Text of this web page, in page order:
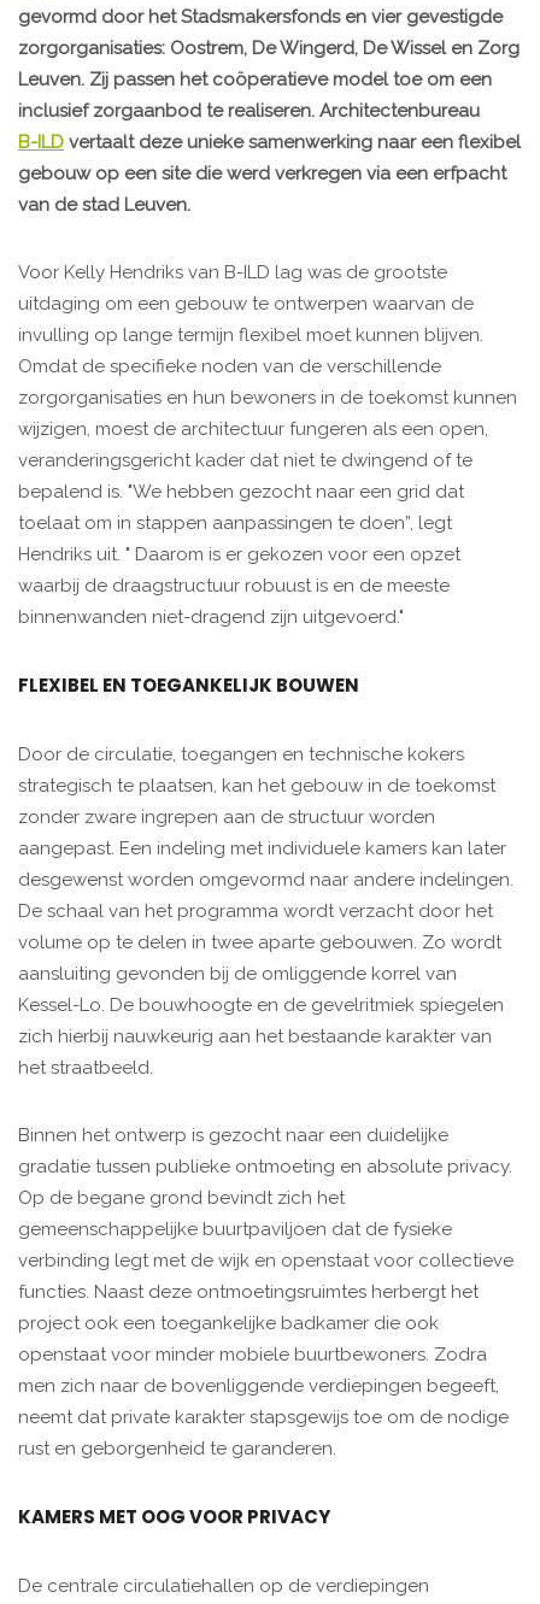
gevormd door het Stadsmakersfonds en vier gevestigde
zorgorganisaties: Oostrem, De Wingerd, De Wissel en Zorg
Leuven. Zij passen het coöperatieve model toe om een
inclusief zorgaanbod te realiseren. Architectenbureau
B-ILD vertaalt deze unieke samenwerking naar een flexibel
gebouw op een site die werd verkregen via een erfpacht
van de stad Leuven.
Voor Kelly Hendriks van B-ILD lag was de grootste
uitdaging om een gebouw te ontwerpen waarvan de
invulling op lange termijn flexibel moet kunnen blijven.
Omdat de specifieke noden van de verschillende
zorgorganisaties en hun bewoners in de toekomst kunnen
wijzigen, moest de architectuur fungeren als een open,
veranderingsgericht kader dat niet te dwingend of te
bepalend is. "We hebben gezocht naar een grid dat
toelaat om in stappen aanpassingen te doen”, legt
Hendriks uit. " Daarom is er gekozen voor een opzet
waarbij de draagstructuur robuust is en de meeste
binnenwanden niet-dragend zijn uitgevoerd."
FLEXIBEL EN TOEGANKELIJK BOUWEN
Door de circulatie, toegangen en technische kokers
strategisch te plaatsen, kan het gebouw in de toekomst
zonder zware ingrepen aan de structuur worden
aangepast. Een indeling met individuele kamers kan later
desgewenst worden omgevormd naar andere indelingen.
De schaal van het programma wordt verzacht door het
volume op te delen in twee aparte gebouwen. Zo wordt
aansluiting gevonden bij de omliggende korrel van
Kessel-Lo. De bouwhoogte en de gevelritmiek spiegelen
zich hierbij nauwkeurig aan het bestaande karakter van
het straatbeeld.
Binnen het ontwerp is gezocht naar een duidelijke
gradatie tussen publieke ontmoeting en absolute privacy.
Op de begane grond bevindt zich het
gemeenschappelijke buurtpaviljoen dat de fysieke
verbinding legt met de wijk en openstaat voor collectieve
functies. Naast deze ontmoetingsruimtes herbergt het
project ook een toegankelijke badkamer die ook
openstaat voor minder mobiele buurtbewoners. Zodra
men zich naar de bovenliggende verdiepingen begeeft,
neemt dat private karakter stapsgewijs toe om de nodige
rust en geborgenheid te garanderen.
KAMERS MET OOG VOOR PRIVACY
De centrale circulatiehallen op de verdiepingen